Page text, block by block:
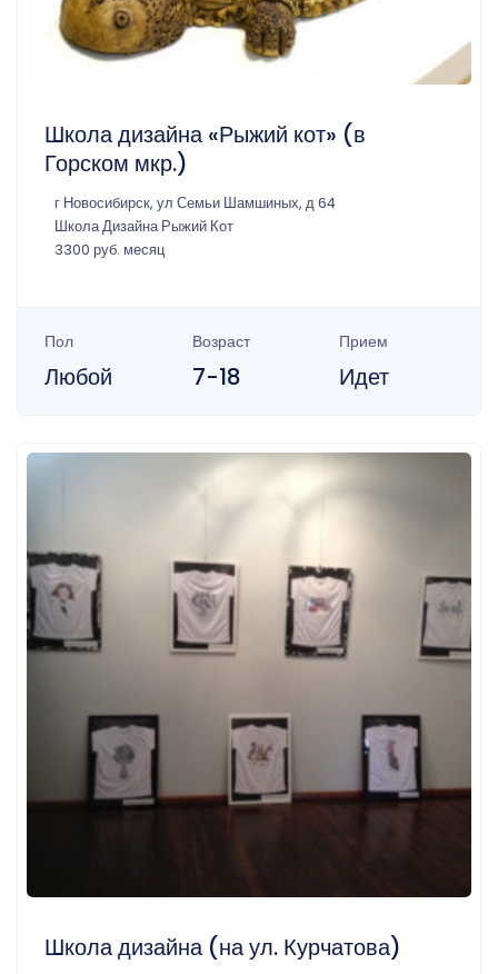
Школа дизайна «Рыжий кот» (в
Горском мкр.)
г Новосибирск, ул Семьи Шамшиных, д 64
Школа Дизайна Рыжий Кот
3300 руб. месяц
Пол
Любой
Возраст
7-18
Прием
Идет
Школа дизайна (на ул. Курчатова)